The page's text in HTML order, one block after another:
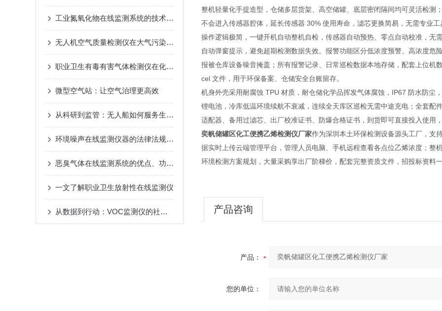
工业氮氧化物在线监测系统的技术路线和使用案例分析
无人机空气质量检测仪在大气污染防治中的应用与展望
职业卫生有毒有害气体检测仪在化工行业的应用实例
微型空气站：让空气治理更高效
从科研到监管：无人船如何服务生态评估与执法取证双场景
环境噪声在线监测仪器的法律法规与标准详解
恶臭气体在线监测系统的优点、功能和发展前景
一文了解职业卫生放射性在线监测仪
从数据到行动：VOC监测仪的社会价值
整机轻量化手提造型，仓储多层货架、高空储罐、底层密闭隔间均可灵活检测
不会进入传感器腔体，延长传感器 30% 使用寿命，滤芯更换简易，无需专业
操作逻辑极简，一键开机自动整机自检，传感器自动预热、零点自动校准，无
自动弹窗提示，避免超期检测数据失效。报警功能区分低浓度预警、高浓度
报被仓库设备噪音掩盖；所有报警记录、日常巡检数据本地存储，配套上位机
cel 文件，用于环保备案、仓储安全台账留存。
机身外壳采用耐腐蚀 TPU 材质，耐仓储化学品挥发气体腐蚀，IP67 防水防尘
锂电池，冷库低温环境续航不衰减，连续全天库区巡检无需中途充电；全套配
适配器、备用过滤芯、出厂校准证书、防爆合格证书，到货即可直接投入使用
奕帆储罐区化工便携乙烯检测仪厂家作为深圳本土环保检测设备源头工厂，支
据实时上传云端管理平台，管理人员电脑、手机远程查看各点位乙烯浓度；
环境检测方案规划，大量采购享出厂阶梯价，配套完整资质文件，招投标资料
产品咨询
产品：
您的单位：